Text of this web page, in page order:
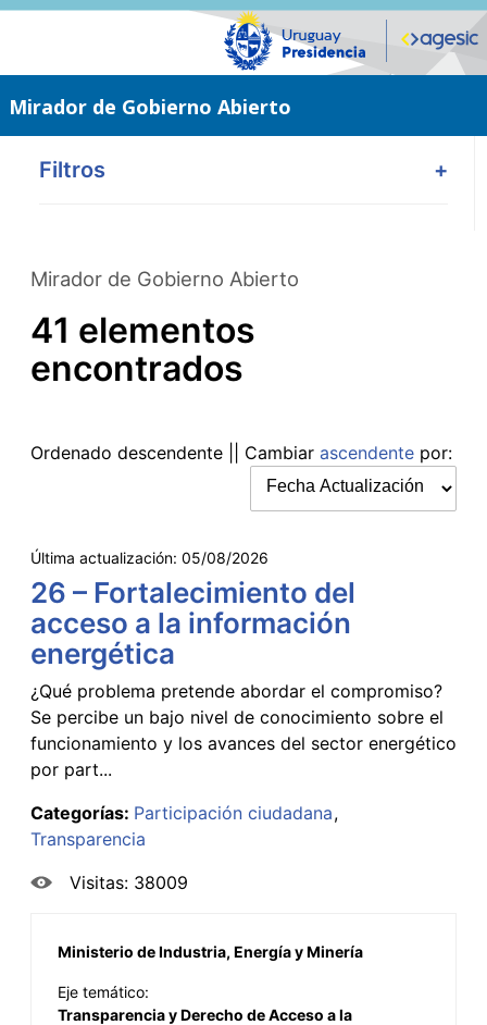
Saltar
Mirador de Gobierno Abierto
Filtros +
Mirador de Gobierno Abierto
41 elementos
encontrados
Ordenado descendente || Cambiar ascendente por:
Última actualización: 05/08/2026
26 – Fortalecimiento del
acceso a la información
energética
¿Qué problema pretende abordar el compromiso?
Se percibe un bajo nivel de conocimiento sobre el
funcionamiento y los avances del sector energético
por part...
Categorías: Participación ciudadana
Transparencia
Visitas: 38009
Ministerio de Industria, Energía y Minería
Eje temático:
Transparencia y Derecho de Acceso a la